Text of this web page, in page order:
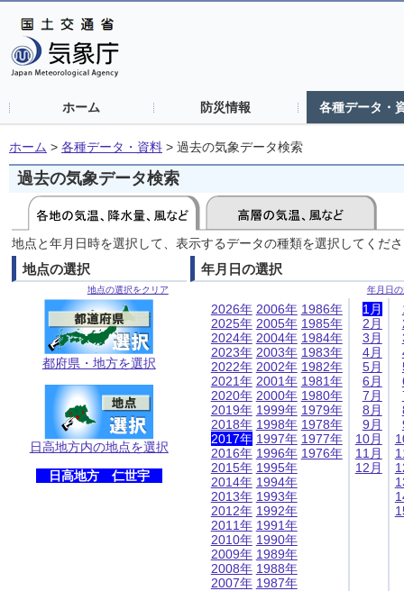
ホーム 防災情報 各種データ・
ホーム > 各種データ・資料 > 過去の気象データ検索
過去の気象データ検索
地点と年月日時を選択して、表示するデータの種類を選択してくだ
地点の選択
地点の選択をクリア
都府県・地方を選択
日高地方内の地点を選択
日高地方 仁世宇
年月日の選択
年月日
2026年
2025年
2024年
2023年
2022年
2021年
2020年
2019年
2018年
2017年
2016年
2015年
2014年
2013年
2012年
2011年
2010年
2009年
2008年
2007年
2006年
2005年
2004年
2003年
2002年
2001年
2000年
1999年
1998年
1997年
1996年
1995年
1994年
1993年
1992年
1991年
1990年
1989年
1988年
1987年
1986年
1985年
1984年
1983年
1982年
1981年
1980年
1979年
1978年
1977年
1976年
1月
2月
3月
4月
5月
6月
7月
8月
9月
10月
11月
12月